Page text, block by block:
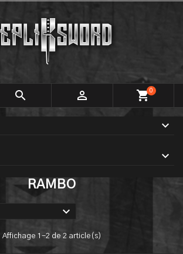
  shopping_cart0
RAMBO

Affichage 1-2 de 2 article(s)